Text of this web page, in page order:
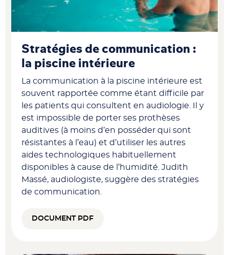
Stratégies de communication :
la piscine intérieure
La communication à la piscine intérieure est
souvent rapportée comme étant difficile par
les patients qui consultent en audiologie. Il y
est impossible de porter ses prothèses
auditives (à moins d’en posséder qui sont
résistantes à l’eau) et d’utiliser les autres
aides technologiques habituellement
disponibles à cause de l’humidité. Judith
Massé, audiologiste, suggère des stratégies
de communication.
DOCUMENT PDF